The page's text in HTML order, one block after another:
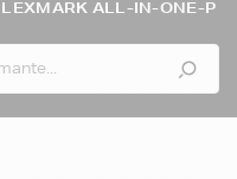
ALL-IN-ONE-P